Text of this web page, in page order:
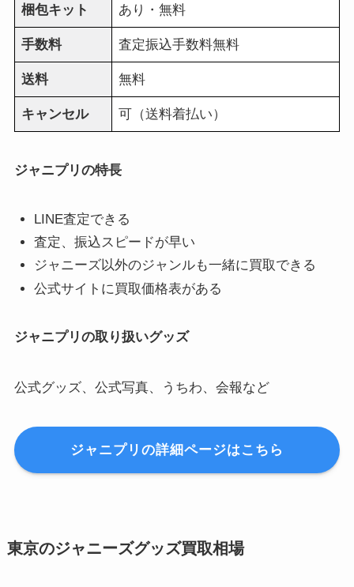
梱包キット あり・無料
手数料 査定振込手数料無料
送料 無料
キャンセル 可（送料着払い）
ジャニプリの特長
LINE査定できる
査定、振込スピードが早い
ジャニーズ以外のジャンルも一緒に買取できる
公式サイトに買取価格表がある
ジャニプリの取り扱いグッズ
公式グッズ、公式写真、うちわ、会報など
ジャニプリの詳細ページはこちら
東京のジャニーズグッズ買取相場